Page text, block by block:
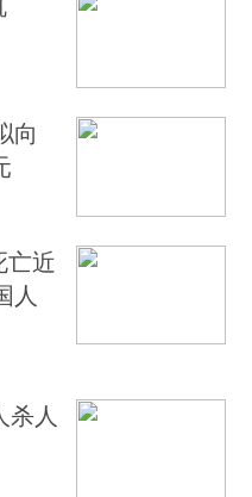
向
亡近
人
杀人